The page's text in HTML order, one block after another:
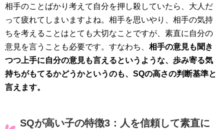
相手のことばかり考えて自分を押し殺していたら、大人だ
って疲れてしまいますよね。相手を思いやり、相手の気持
ちを考えることはとても大切なことですが、素直に自分の
意見を言うことも必要です。すなわち、 相手の意見も聞き
つつ上手に自分の意見も言えるというような、歩み寄る気
持ちがもてるかどうかというのも、SQの高さの判断基準と
言えます。
SQが高い子の特徴3：人を信頼して素直に